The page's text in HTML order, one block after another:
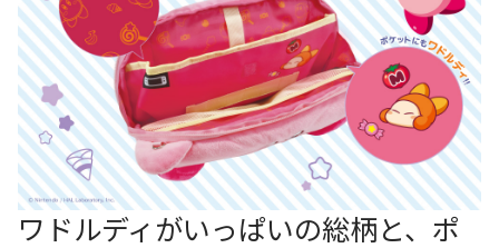
ワドルディがいっぱいの総柄と、ポ